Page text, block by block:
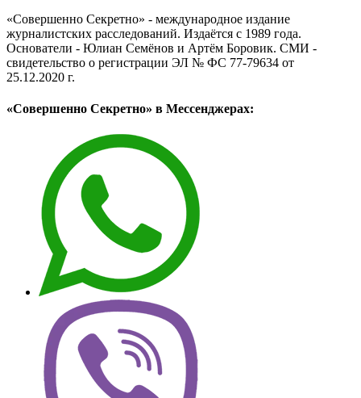
«Совершенно Секретно» - международное издание
журналистских расследований. Издаётся с 1989 года.
Основатели - Юлиан Семёнов и Артём Боровик. CМИ -
свидетельство о регистрации ЭЛ № ФС 77-79634 от
25.12.2020 г.
«Совершенно Секретно» в Мессенджерах: